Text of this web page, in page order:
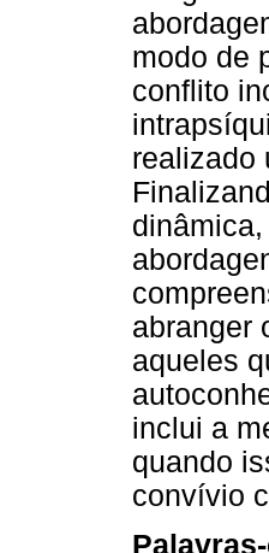
modo de
conflito
realizado
abranger
aqueles
inclui a
quando
convívio